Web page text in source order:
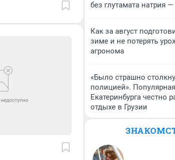
без глутамата натрия
Как за август
зиме и не потерять
агронома
«Было страшно
полицией».
Екатеринбурга честно
отдыхе в Грузии